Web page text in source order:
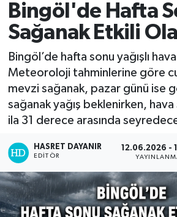
Bingöl'de Hafta
Sağanak Etkili
Bingöl’de hafta sonu yağışlı
Meteoroloji tahminlerine göre
mevzi sağanak, pazar günü ise
sağanak yağış beklenirken, hava
ila 31 derece arasında
HASRET DAYANIR
EDITÖR
12.06.2026 -
DÜNYA
EĞİTİM
EKONOMİ
GENÇ
KİĞI
Bingöl Namaz Vakitleri
Bingöl Trafik Yoğunluk
Süper Lig Puan Durumu ve
Tüm Manşetler